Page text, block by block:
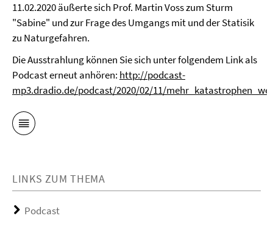
11.02.2020 äußerte sich Prof. Martin Voss zum Sturm
"Sabine" und zur Frage des Umgangs mit und der Statisik
zu Naturgefahren.
Die Ausstrahlung können Sie sich unter folgendem Link als
Podcast erneut anhören: http://podcast-
mp3.dradio.de/podcast/2020/02/11/
LINKS ZUM THEMA
Podcast